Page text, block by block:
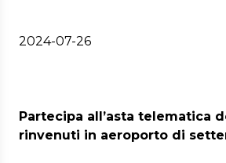
2024-07-26
Partecipa all’asta telematica
rinvenuti in aeroporto di